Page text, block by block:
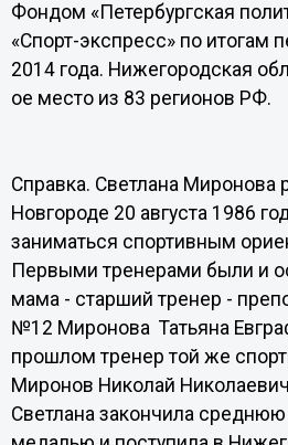
Фондом «Петербургская
«Спорт-экспресс» по итогам
2014 года. Нижегородская
ое место из 83 регионов РФ.
Справка. Светлана
Новгороде 20 августа 1986
заниматься спортивным
Первыми тренерами были и
мама - старший тренер -
№12 Миронова Татьяна
прошлом тренер той же
Миронов Николай
Светлана закончила